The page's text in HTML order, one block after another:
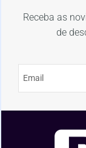
Receba as
de